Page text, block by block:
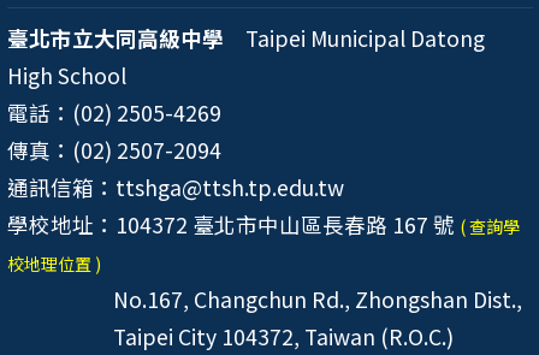
臺北市立大同高級中學 Taipei Municipal Datong
High School
電話：(02) 2505-4269
傳真：(02) 2507-2094
通訊信箱：ttshga@ttsh.tp.edu.tw
學校地址：104372 臺北市中山區長春路 167 號 ( 查詢學
校地理位置 )
No.167, Changchun Rd., Zhongshan Dist.,
Taipei City 104372, Taiwan (R.O.C.)